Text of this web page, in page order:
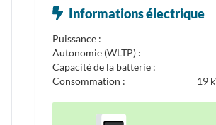
Informations électrique
Puissance :
Autonomie (WLTP) :
Capacité de la batterie :
Consommation :
19